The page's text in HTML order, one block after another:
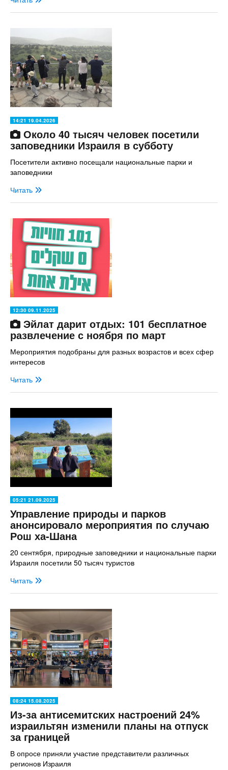
14:21 19.04.2026
Около 40 тысяч человек посетили
заповедники Израиля в субботу
Посетители активно посещали национальные парки и
заповедники
Читать
12:30 09.11.2025
Эйлат дарит отдых: 101 бесплатное
развлечение с ноября по март
Мероприятия подобраны для разных возрастов и всех сфер
интересов
Читать
05:21 21.09.2025
Управление природы и парков
анонсировало мероприятия по случаю
Рош ха-Шана
20 сентября, природные заповедники и национальные парки
Израиля посетили 50 тысяч туристов
Читать
08:24 15.08.2025
Из-за антисемитских настроений 24%
израильтян изменили планы на отпуск
за границей
В опросе приняли участие представители различных
регионов Израиля